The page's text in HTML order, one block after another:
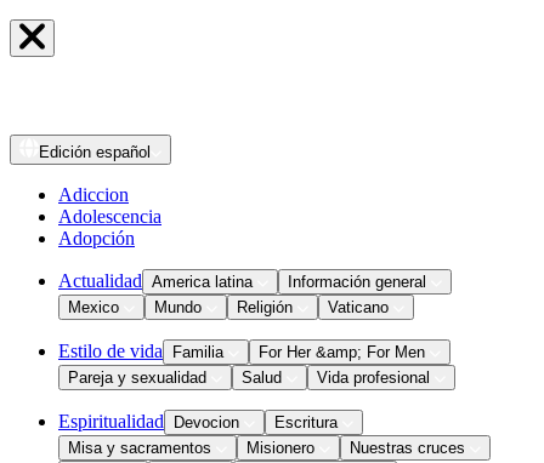
Edición español
Adiccion
Adolescencia
Adopción
Actualidad America latina
Información general
Mexico
Mundo Religión Vaticano
Estilo de vida Familia
For Her &amp; For Men
Pareja y sexualidad
Salud Vida profesional
Espiritualidad Devocion
Escritura
Misa y sacramentos
Misionero
Nuestras cruces